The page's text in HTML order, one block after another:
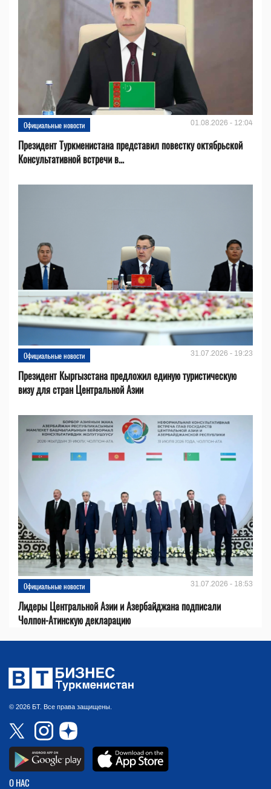
Официальные новости 01.08.2026 - 12:04
Президент Туркменистана представил повестку октябрьской
Консультативной встречи в...
Официальные новости 31.07.2026 - 19:23
Президент Кыргызстана предложил единую туристическую
визу для стран Центральной Азии
Официальные новости 31.07.2026 - 18:53
Лидеры Центральной Азии и Азербайджана подписали
Чолпон-Атинскую декларацию
© 2026 БТ. Все права защищены.
О НАС